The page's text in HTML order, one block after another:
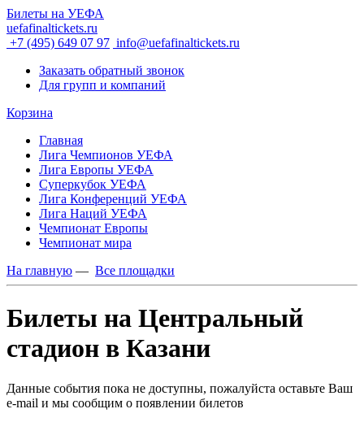
Билеты на УЕФА
uefafinaltickets.ru
+7 (495) 649 07 97 info@uefafinaltickets.ru
Заказать обратный звонок
Для групп и компаний
Корзина
Главная
Лига Чемпионов УЕФА
Лига Европы УЕФА
Суперкубок УЕФА
Лига Конференций УЕФА
Лига Наций УЕФА
Чемпионат Европы
Чемпионат мира
На главную — Все площадки
Билеты на Центральный
стадион в Казани
Данные события пока не доступны, пожалуйста оставьте Ваш
e-mail и мы сообщим о появлении билетов